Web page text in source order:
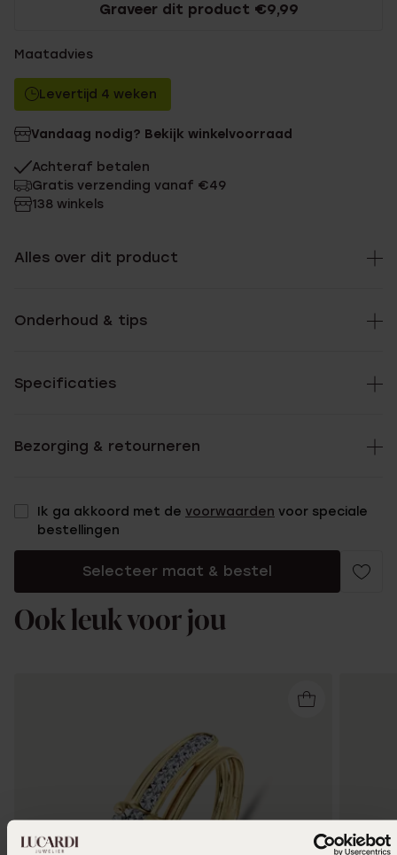
Graveer dit product €9,99
Maatadvies
Levertijd 4 weken
Vandaag nodig? Bekijk winkelvoorraad
Achteraf betalen
Gratis verzending vanaf €49
138 winkels
Alles over dit product
Onderhoud & tips
Specificaties
Bezorging & retourneren
Ik ga akkoord met de voorwaarden voor speciale
bestellingen
Selecteer maat & bestel
Ook leuk voor jou